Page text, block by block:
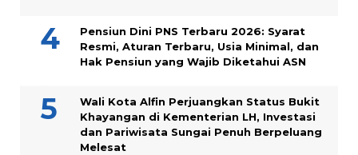
Pensiun Dini PNS Terbaru 2026: Syarat
Resmi, Aturan Terbaru, Usia Minimal, dan
Hak Pensiun yang Wajib Diketahui ASN
Wali Kota Alfin Perjuangkan Status Bukit
Khayangan di Kementerian LH, Investasi
dan Pariwisata Sungai Penuh Berpeluang
Melesat